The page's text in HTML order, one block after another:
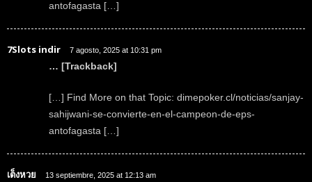
antofagasta […]
7Slots indir 7 agosto, 2025 at 10:31 pm
… [Trackback]
[…] Find More on that Topic: dimepoker.cl/noticias/sanjay-
sahijwani-se-convierte-en-el-campeon-de-eps-
antofagasta […]
เต็งหวย 13 septiembre, 2025 at 12:13 am